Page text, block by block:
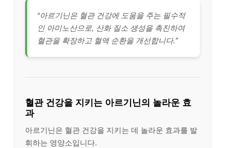
“아르기닌은 혈관 건강에 도움을 주는 필수적
인 아미노산으로, 산화 질소 생성을 촉진하여
혈관을 확장하고 혈액 순환을 개선합니다.”
혈관 건강을 지키는 아르기닌의 놀라운 효
과
아르기닌은 혈관 건강을 지키는 데 놀라운 효과를 발
휘하는 영양소입니다.